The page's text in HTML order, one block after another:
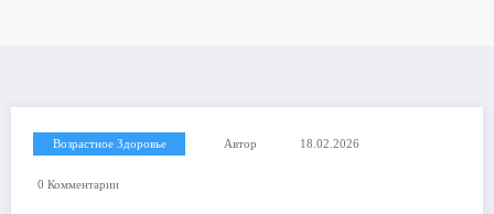
Возрастное Здоровье Автор 18.02.2026
0 Комментарии